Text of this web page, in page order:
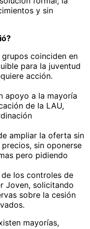
y sin
coinciden en
para la juventud
acción.
apoyo a la mayoría
de la LAU,
ampliar la oferta sin
sin oponerse
pero pidiendo
los controles de
Joven, solicitando
sobre la cesión
mayorías,